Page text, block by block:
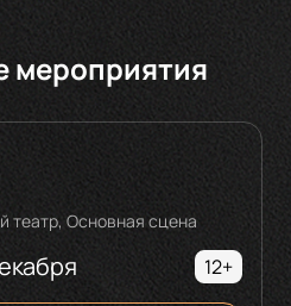
мероприятия
театр, Основная сцена
12+